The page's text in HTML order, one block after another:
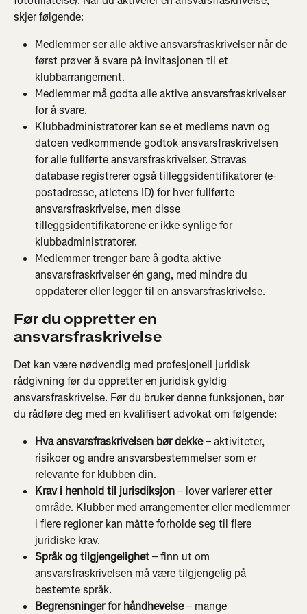
skjer følgende:
Medlemmer ser alle aktive ansvarsfraskrivelser når de
først prøver å svare på invitasjonen til et
klubbarrangement.
Medlemmer må godta alle aktive ansvarsfraskrivelser
for å svare.
Klubbadministratorer kan se et medlems navn og
datoen vedkommende godtok ansvarsfraskrivelsen
for alle fullførte ansvarsfraskrivelser. Stravas
database registrerer også tilleggsidentifikatorer (e-
postadresse, atletens ID) for hver fullførte
ansvarsfraskrivelse, men disse
tilleggsidentifikatorene er ikke synlige for
klubbadministratorer.
Medlemmer trenger bare å godta aktive
ansvarsfraskrivelser én gang, med mindre du
oppdaterer eller legger til en ansvarsfraskrivelse.
Før du oppretter en
ansvarsfraskrivelse
Det kan være nødvendig med profesjonell juridisk
rådgivning før du oppretter en juridisk gyldig
ansvarsfraskrivelse. Før du bruker denne funksjonen, bør
du rådføre deg med en kvalifisert advokat om følgende:
Hva ansvarsfraskrivelsen bør dekke – aktiviteter,
risikoer og andre ansvarsbestemmelser som er
relevante for klubben din.
Krav i henhold til jurisdiksjon – lover varierer etter
område. Klubber med arrangementer eller medlemmer
i flere regioner kan måtte forholde seg til flere
juridiske krav.
Språk og tilgjengelighet – finn ut om
ansvarsfraskrivelsen må være tilgjengelig på
bestemte språk.
Begrensninger for håndhevelse – mange